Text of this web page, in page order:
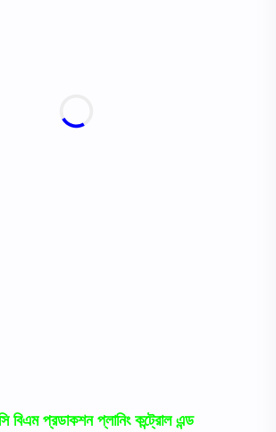
বিএম প্রডাকশন প্লানিং কন্ট্রোল এন্ড